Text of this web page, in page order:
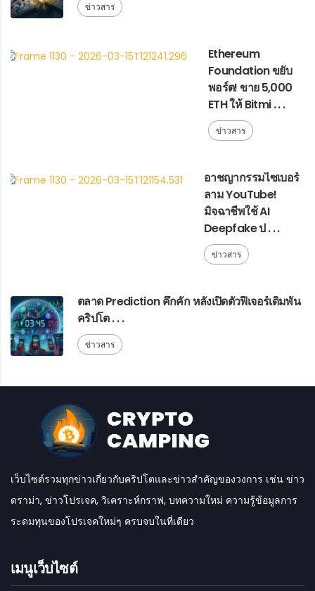
ข่าวสาร
Ethereum
Foundation ขยับ
พอร์ต! ขาย 5,000
ETH ให้ Bitmi . . .
ข่าวสาร
อาชญากรรมไซเบอร์
ลาม YouTube!
มิจฉาชีพใช้ AI
Deepfake ป . . .
ข่าวสาร
ตลาด Prediction คึกคัก หลังเปิดตัวฟีเจอร์เดิมพัน
คริปโต . . .
ข่าวสาร
เว็บไซต์รวมทุกข่าวเกี่ยวกับคริปโตและข่าวสำคัญของวงการ เช่น ข่าว
ดราม่า, ข่าวโปรเจค, วิเคราะห์กราฟ, บทความใหม่ ความรู้ข้อมูลการ
ระดมทุนของโปรเจคใหม่ๆ ครบจบในที่เดียว
เมนูเว็บไซต์